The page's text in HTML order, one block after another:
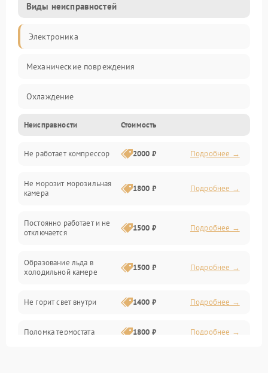
Виды неисправностей
Электроника
Механические повреждения
Охлаждение
Механика
Электропитание
Дренаж
Неисправности Стоимость
Не работает компрессор 2000 ₽ Подробнее →
Не морозит морозильная
камера
1800 ₽ Подробнее →
Постоянно работает и не
отключается
1500 ₽ Подробнее →
Образование льда в
холодильной камере
1500 ₽ Подробнее →
Не горит свет внутри 1400 ₽ Подробнее →
Поломка термостата 1800 ₽ Подробнее →